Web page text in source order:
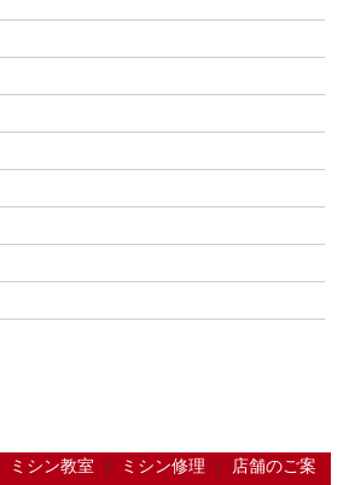
ミシン教室 ｜ ミシン修理 ｜ 店舗のご案